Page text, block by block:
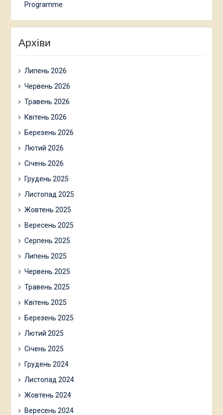
Programme
Архіви
Липень 2026
Червень 2026
Травень 2026
Квітень 2026
Березень 2026
Лютий 2026
Січень 2026
Грудень 2025
Листопад 2025
Жовтень 2025
Вересень 2025
Серпень 2025
Липень 2025
Червень 2025
Травень 2025
Квітень 2025
Березень 2025
Лютий 2025
Січень 2025
Грудень 2024
Листопад 2024
Жовтень 2024
Вересень 2024